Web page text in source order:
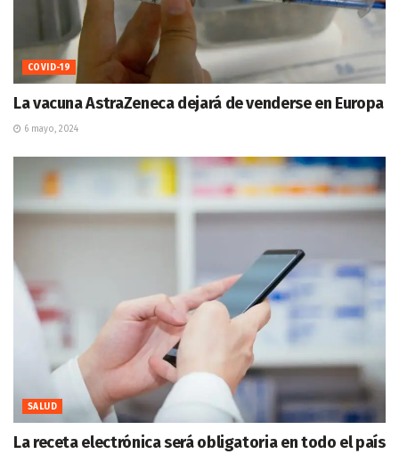
COVID-19
La vacuna AstraZeneca dejará de venderse en Europa
6 mayo, 2024
SALUD
La receta electrónica será obligatoria en todo el país